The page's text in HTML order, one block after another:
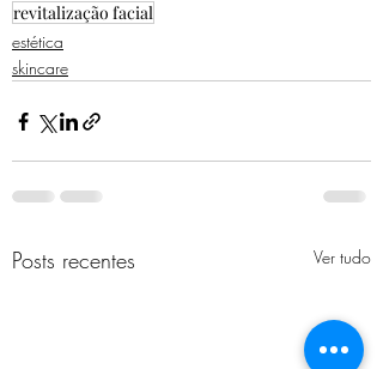
revitalização facial
estética
skincare
Posts recentes Ver tudo